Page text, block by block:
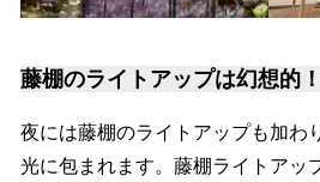
藤棚のライトアップは幻想的！
夜には藤棚のライトアップも加わ
光に包まれます。藤棚ライトアッ